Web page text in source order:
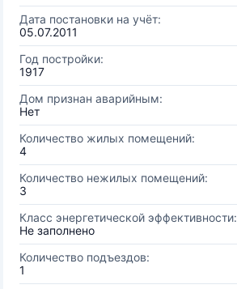
Дата постановки на учёт:
05.07.2011
Год постройки:
1917
Дом признан аварийным:
Нет
Количество жилых помещений:
4
Количество нежилых помещений:
3
Класс энергетической эффективности:
Не заполнено
Количество подъездов:
1